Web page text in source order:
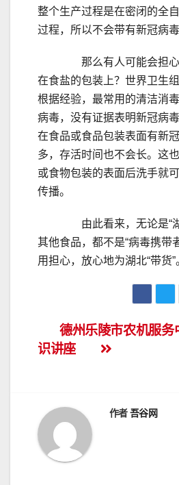
整个生产过程是在密闭的全
过程，所以不会带有新冠病毒
那么有人可能会担心
在食盐的包装上？世界卫生
根据经验，最常用的清洁消
病毒，没有证据表明新冠病
在食品或食品包装表面有新
多，存活时间也不会长。这
或食物包装的表面后洗手就
传播。
由此看来，无论是“
其他食品，都不是“病毒携带
用担心，放心地为湖北“带货”
文
章
航
德州乐陵市农机服务
识讲座
作者吾谷网